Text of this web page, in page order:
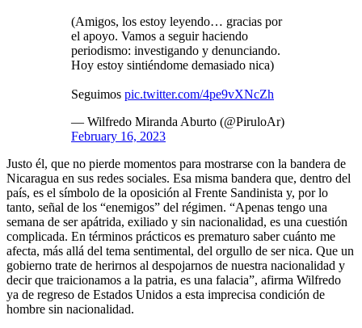
(Amigos, los estoy leyendo… gracias por
el apoyo. Vamos a seguir haciendo
periodismo: investigando y denunciando.
Hoy estoy sintiéndome demasiado nica)
Seguimos pic.twitter.com/4pe9vXNcZh
— Wilfredo Miranda Aburto (@PiruloAr)
February 16, 2023
Justo él, que no pierde momentos para mostrarse con la bandera de
Nicaragua en sus redes sociales. Esa misma bandera que, dentro del
país, es el símbolo de la oposición al Frente Sandinista y, por lo
tanto, señal de los “enemigos” del régimen. “Apenas tengo una
semana de ser apátrida, exiliado y sin nacionalidad, es una cuestión
complicada. En términos prácticos es prematuro saber cuánto me
afecta, más allá del tema sentimental, del orgullo de ser nica. Que un
gobierno trate de herirnos al despojarnos de nuestra nacionalidad y
decir que traicionamos a la patria, es una falacia”, afirma Wilfredo
ya de regreso de Estados Unidos a esta imprecisa condición de
hombre sin nacionalidad.